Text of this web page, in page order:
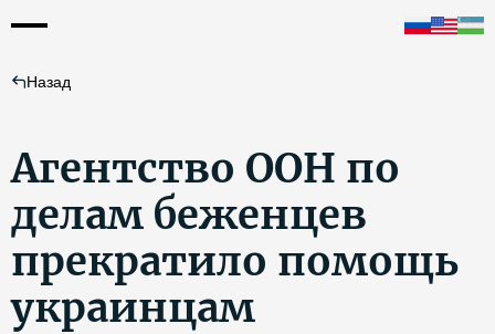
Назад
Агентство ООН по
делам беженцев
прекратило помощь
украинцам